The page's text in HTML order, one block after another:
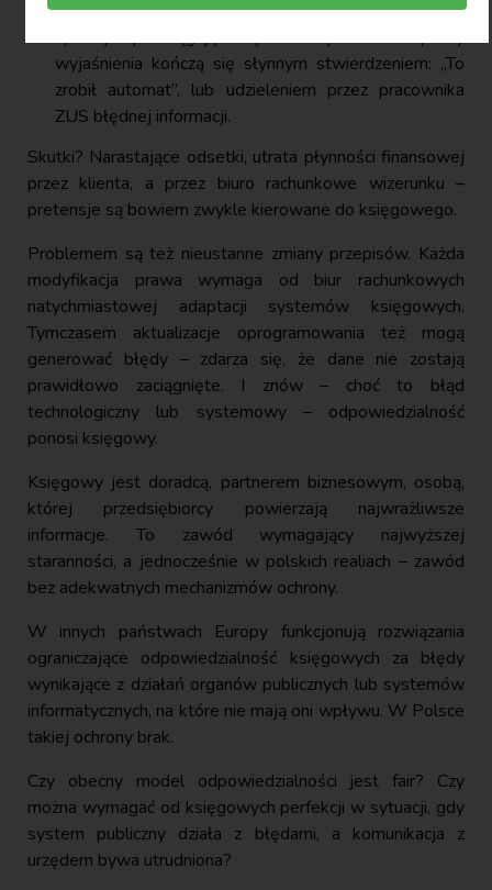
urzędnicy udzielają sprzecznych informacji,
sprawy przeciągają się miesiącami, a próby
wyjaśnienia kończą się słynnym stwierdzeniem: „To
zrobił automat”, lub udzieleniem przez pracownika
ZUS błędnej informacji.
Skutki? Narastające odsetki, utrata płynności finansowej
przez klienta, a przez biuro rachunkowe wizerunku –
pretensje są bowiem zwykle kierowane do księgowego.
Problemem są też nieustanne zmiany przepisów. Każda
modyfikacja prawa wymaga od biur rachunkowych
natychmiastowej adaptacji systemów księgowych.
Tymczasem aktualizacje oprogramowania też mogą
generować błędy – zdarza się, że dane nie zostają
prawidłowo zaciągnięte. I znów – choć to błąd
technologiczny lub systemowy – odpowiedzialność
ponosi księgowy.
Księgowy jest doradcą, partnerem biznesowym, osobą,
której przedsiębiorcy powierzają najwrażliwsze
informacje. To zawód wymagający najwyższej
staranności, a jednocześnie w polskich realiach – zawód
bez adekwatnych mechanizmów ochrony.
W innych państwach Europy funkcjonują rozwiązania
ograniczające odpowiedzialność księgowych za błędy
wynikające z działań organów publicznych lub systemów
informatycznych, na które nie mają oni wpływu. W Polsce
takiej ochrony brak.
Czy obecny model odpowiedzialności jest fair? Czy
można wymagać od księgowych perfekcji w sytuacji, gdy
system publiczny działa z błędami, a komunikacja z
urzędem bywa utrudniona?